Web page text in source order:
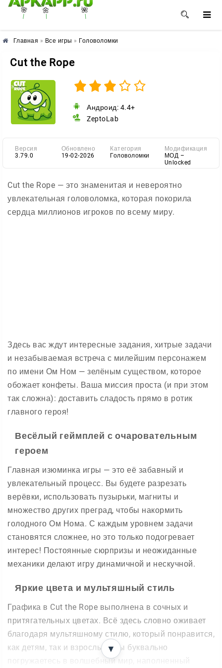
🌸 🌼 🌺
Главная » Все игры » Головоломки
Cut the Rope
Андроид: 4.4+
ZeptoLab
Версия
3.79.0
Обновлено
19-02-2026
Категория
Головоломки
Модификация
МОД –
Unlocked
Cut the Rope — это знаменитая и невероятно
увлекательная головоломка, которая покорила
сердца миллионов игроков по всему миру.
Здесь вас ждут интересные задания, хитрые задачи
и незабываемая встреча с милейшим персонажем
по имени Ом Ном — зелёным существом, которое
обожает конфеты. Ваша миссия проста (и при этом
так сложна): доставить сладость прямо в ротик
главного героя!
Весёлый геймплей с очаровательным
героем
Главная изюминка игры — это её забавный и
увлекательный процесс. Вы будете разрезать
верёвки, использовать пузырьки, магниты и
множество других преград, чтобы накормить
голодного Ом Нома. С каждым уровнем задачи
становятся сложнее, но это только подогревает
интерес! Постоянные сюрпризы и неожиданные
механики делают игру динамичной и нескучной.
Яркие цвета и мультяшный стиль
Графика в Cut the Rope выполнена в сочных и
притягательных цветах. Всё здесь словно оживает
благодаря мультяшному стилю, который понравится,
как детям, так и взрослым. Вы буквально
погружаетесь в волшебный мир, наполненный
▼